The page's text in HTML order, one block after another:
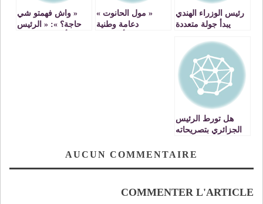
رئيس الوزراء الهندي
يبدأ جولة متعددة
بدءا بالمغرب في
الوقت الذي تبني فيه
الهند إجماعًا عالميًا
بشأن مكافحة
الإرهاب
« مول الحانوت »
دعامة وطنية
« واش فهمتو شي
حاجة؟ »: « الرئيس
هل تورط الرئيس
الجزائري بتصريحاته
التي عقدها بدايةAUCUN COMMENTAIRE
COMMENTER L'ARTICLE